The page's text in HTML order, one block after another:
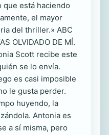
que está haciendo
el mayor
del thriller.» ABC
OLVIDADO DE MÍ.
Scott recibe este
se lo envía.
es casi imposible
le gusta perder.
huyendo, la
Antonia es
a sí misma, pero